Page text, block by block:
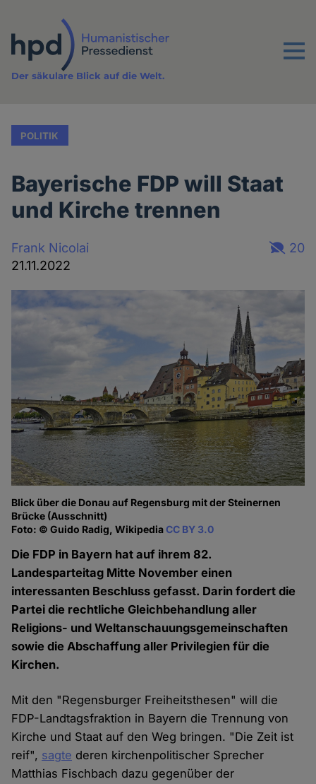
Inhalt
Menu
Der säkulare Blick auf die Welt.
POLITIK
Bayerische FDP will Staat
und Kirche trennen
Frank Nicolai
21.11.2022
20
Blick über die Donau auf Regensburg mit der Steinernen
Brücke (Ausschnitt)
Foto: © Guido Radig, WikipediaCC BY 3.0
Die FDP in Bayern hat auf ihrem 82.
Landesparteitag Mitte November einen
interessanten Beschluss gefasst. Darin fordert die
Partei die rechtliche Gleichbehandlung aller
Religions- und Weltanschauungsgemeinschaften
sowie die Abschaffung aller Privilegien für die
Kirchen.
Mit den "Regensburger Freiheitsthesen" will die
FDP-Landtagsfraktion in Bayern die Trennung von
Kirche und Staat auf den Weg bringen. "Die Zeit ist
reif", sagte deren kirchenpolitischer Sprecher
Matthias Fischbach dazu gegenüber der